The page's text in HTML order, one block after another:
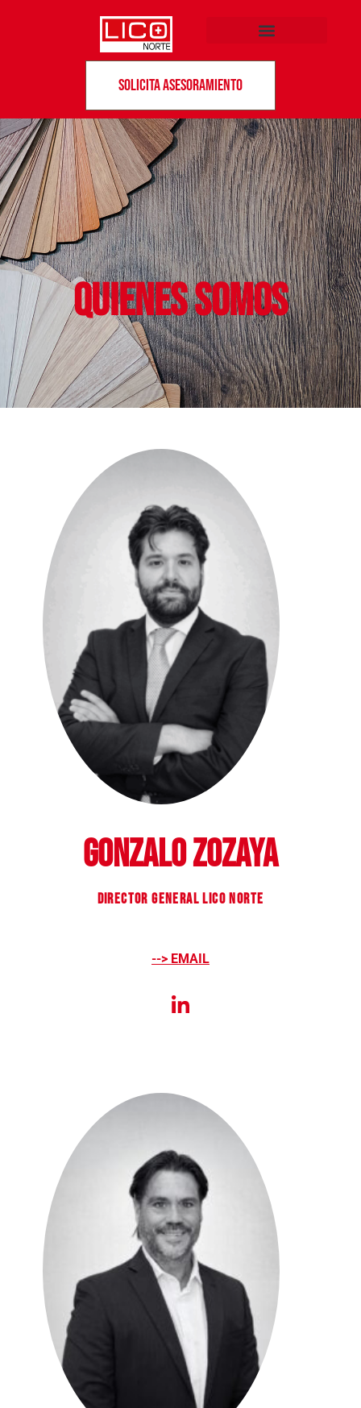
Solicita asesoramiento
QUIENES SOMOS
GONZALO ZOZAYA
DIRECTOR GENERAL LICO NORTE
--> EMAIL